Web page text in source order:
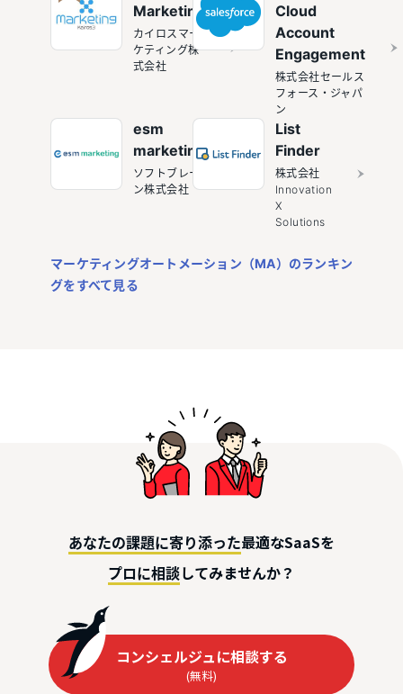
Marketing
カイロスマー
ケティング株
式会社
Cloud
Account
Engagement
株式会社セールス
フォース・ジャパ
ン
esm
marketing
ソフトブレー
ン株式会社
List
Finder
株式会社
Innovation
X
Solutions
マーケティングオートメーション（MA）のランキン
グをすべて見る
あなたの課題に寄り添った最適なSaaSを
プロに相談してみませんか？
コンシェルジュに相談する
(無料)